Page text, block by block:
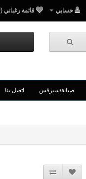
حسابي قائمة رغباتي (0)
صيانة/سيرفس اتصل بنا